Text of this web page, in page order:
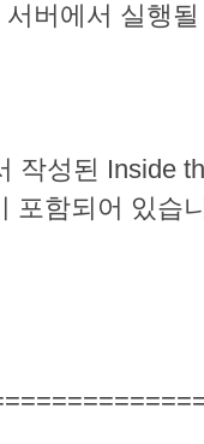
버에서 실행
작성된 Inside
포함되어 있습